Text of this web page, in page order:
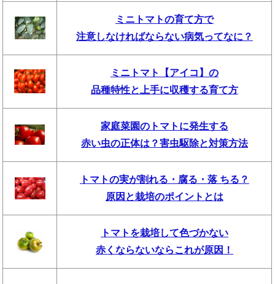
ミニトマトの育て方で
注意しなければならない病気ってなに？
ミニトマト【アイコ】の
品種特性と上手に収穫する育て方
家庭菜園のトマトに発生する
赤い虫の正体は？害虫駆除と対策方法
トマトの実が割れる・腐る・落 ちる？
原因と栽培のポイントとは
トマトを栽培して色づかない
赤くならないならこれが原因！